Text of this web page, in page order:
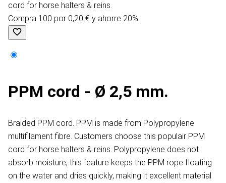
cord for horse halters & reins.
Compra 100 por 0,20 € y ahorre 20%
PPM cord - Ø 2,5 mm.
Braided PPM cord. PPM is made from Polypropylene
multifilament fibre. Customers choose this populair PPM
cord for horse halters & reins. Polypropylene does not
absorb moisture, this feature keeps the PPM rope floating
on the water and dries quickly, making it excellent material